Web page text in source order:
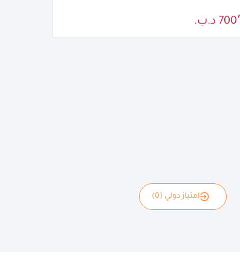
د.ب.
امتياز دولي (0)